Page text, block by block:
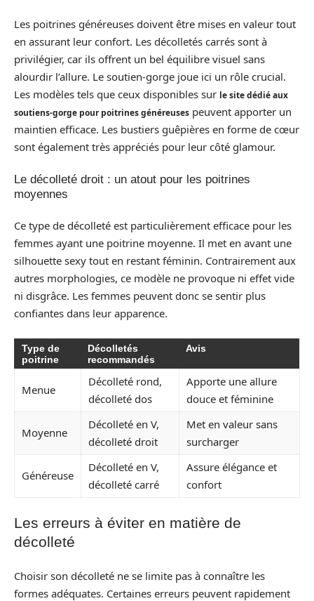
Les poitrines généreuses doivent être mises en valeur tout
en assurant leur confort. Les décolletés carrés sont à
privilégier, car ils offrent un bel équilibre visuel sans
alourdir l’allure. Le soutien-gorge joue ici un rôle crucial.
Les modèles tels que ceux disponibles sur le site dédié aux
soutiens-gorge pour poitrines généreuses peuvent apporter un
maintien efficace. Les bustiers guêpières en forme de cœur
sont également très appréciés pour leur côté glamour.
Le décolleté droit : un atout pour les poitrines
moyennes
Ce type de décolleté est particulièrement efficace pour les
femmes ayant une poitrine moyenne. Il met en avant une
silhouette sexy tout en restant féminin. Contrairement aux
autres morphologies, ce modèle ne provoque ni effet vide
ni disgrâce. Les femmes peuvent donc se sentir plus
confiantes dans leur apparence.
Type de
poitrine
Décolletés
recommandés
Avis
Menue
Décolleté rond,
décolleté dos
Apporte une allure
douce et féminine
Moyenne
Décolleté en V,
décolleté droit
Met en valeur sans
surcharger
Généreuse
Décolleté en V,
décolleté carré
Assure élégance et
confort
Les erreurs à éviter en matière de
décolleté
Choisir son décolleté ne se limite pas à connaître les
formes adéquates. Certaines erreurs peuvent rapidement